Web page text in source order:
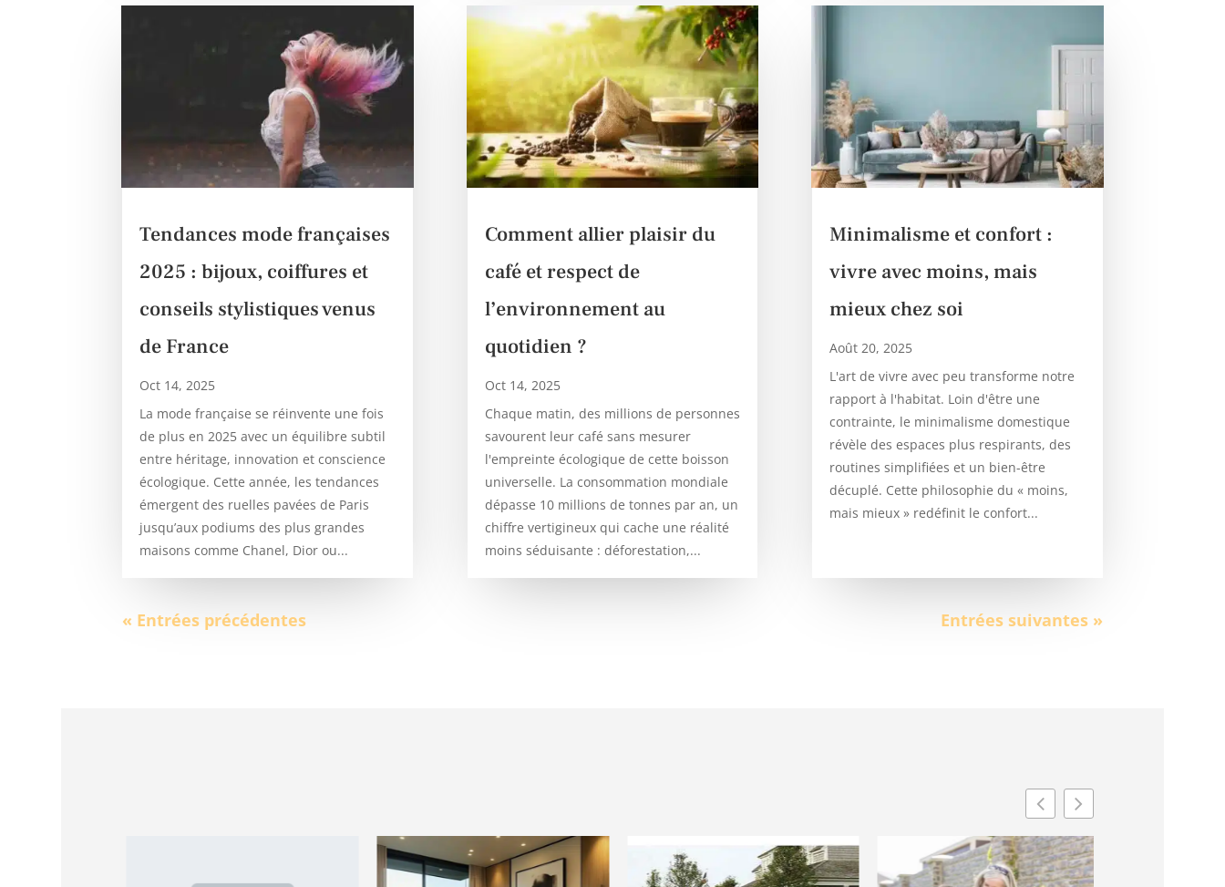
Tendances mode françaises
2025 : bijoux, coiffures et
conseils stylistiques venus
de France
Oct 14, 2025
La mode française se réinvente une fois
de plus en 2025 avec un équilibre subtil
entre héritage, innovation et conscience
écologique. Cette année, les tendances
émergent des ruelles pavées de Paris
jusqu’aux podiums des plus grandes
maisons comme Chanel, Dior ou...
Comment allier plaisir du
café et respect de
l’environnement au
quotidien ?
Oct 14, 2025
Chaque matin, des millions de personnes
savourent leur café sans mesurer
l'empreinte écologique de cette boisson
universelle. La consommation mondiale
dépasse 10 millions de tonnes par an, un
chiffre vertigineux qui cache une réalité
moins séduisante : déforestation,...
Minimalisme et confort :
vivre avec moins, mais
mieux chez soi
Août 20, 2025
L'art de vivre avec peu transforme notre
rapport à l'habitat. Loin d'être une
contrainte, le minimalisme domestique
révèle des espaces plus respirants, des
routines simplifiées et un bien-être
décuplé. Cette philosophie du « moins,
mais mieux » redéfinit le confort...
« Entrées précédentes Entrées suivantes »